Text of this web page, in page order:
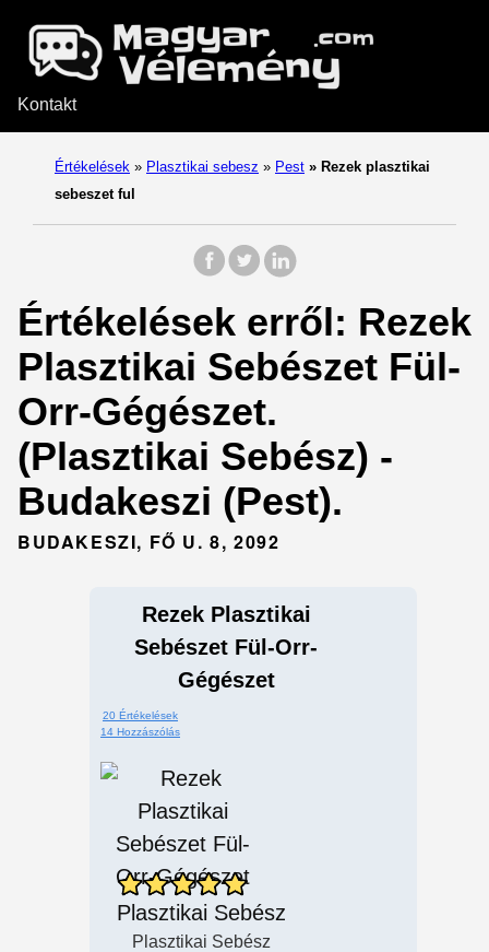
Kontakt
Értékelések » Plasztikai sebesz » Pest » Rezek plasztikai
sebeszet ful
Értékelések erről: Rezek
Plasztikai Sebészet Fül-
Orr-Gégészet.
(Plasztikai Sebész) -
Budakeszi (Pest).
BUDAKESZI, FŐ U. 8, 2092
Rezek Plasztikai
Sebészet Fül-Orr-
Gégészet
20 Értékelések
14 Hozzászólás
Plasztikai Sebész
Plasztikai Sebész